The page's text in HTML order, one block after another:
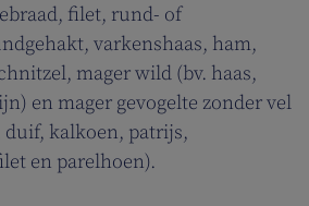
filet, rund- of
varkenshaas, ham,
mager wild (bv. haas,
en mager gevogelte zonder vel
duif, kalkoen, patrijs,
en parelhoen).